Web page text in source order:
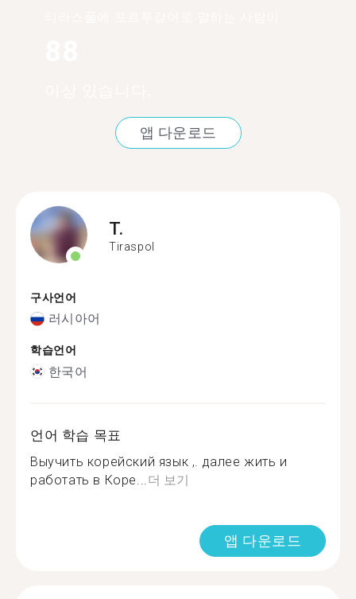
앱 다운로드
T.
Tiraspol
구사언어
러시아어
학습언어
한국어
언어 학습 목표
Выучить корейский язык ,. далее жить и
работать в Коре... 더 보기
앱 다운로드